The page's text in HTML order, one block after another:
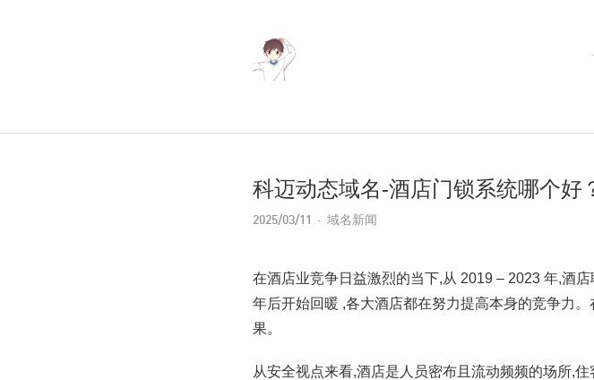
科迈动态域名-酒店门锁系统哪个
2025/03/11 域名新闻
在酒店业竞争日益激烈的当下,从 2019 – 2023 年,酒
年后开始回暖 ,各大酒店都在努力提高本身的竞争力
果。
从安全视点来看,酒店是人员密布且流动频频的场所,